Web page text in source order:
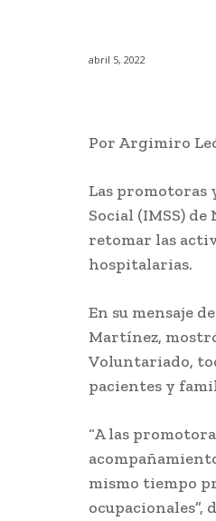
abril 5, 2022
Por Argimiro
Las
Social (IMSS)
retomar las
hospitalarias.
En su mensaje
Martínez,
Voluntariado,
pacientes y
“A las
mismo tiempo
ocupacionales”,